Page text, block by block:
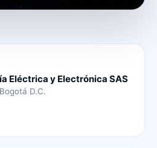
Eléctrica y Electrónica SAS
D.C.